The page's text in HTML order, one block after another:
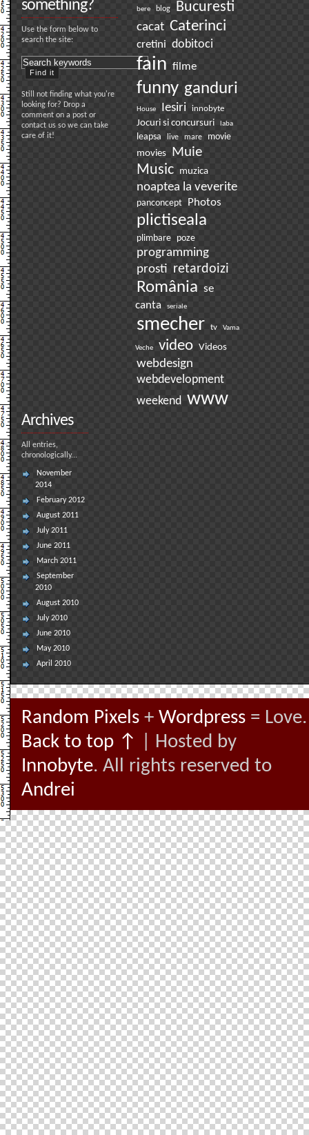
something?
Use the form below to
search the site:
Still not finding what you're
looking for? Drop a
comment on a post or
contact us so we can take
care of it!
bere blog Bucuresti
cacat Caterinci
cretini dobitoci
fain filme
funny ganduri
House Iesiri innobyte
Jocuri si concursuri laba
leapsa live mare movie
movies
Muie
Music
muzica
noaptea la veverite
panconcept Photos
plictiseala
plimbare poze
programming
prosti retardoizi
România se
canta
seriale
smecher tv Vama
Veche video Videos
webdesign
webdevelopment
weekend www
Archives
All entries,
chronologically...
November
2014
February 2012
August 2011
July 2011
June 2011
March 2011
September
2010
August 2010
July 2010
June 2010
May 2010
April 2010
Random Pixels + Wordpress = Love.
Back to top ↑
| Hosted by
Innobyte. All rights reserved to
Andrei